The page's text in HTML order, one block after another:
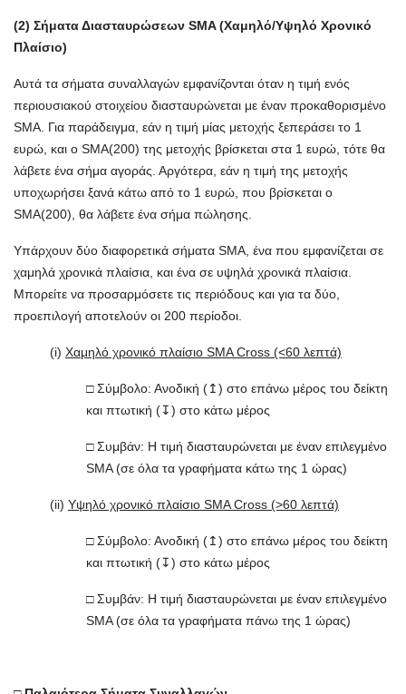
(2) Σήματα Διασταυρώσεων SMA (Χαμηλό/Υψηλό Χρονικό
Πλαίσιο)
Αυτά τα σήματα συναλλαγών εμφανίζονται όταν η τιμή ενός
περιουσιακού στοιχείου διασταυρώνεται με έναν προκαθορισμένο
SMA. Για παράδειγμα, εάν η τιμή μίας μετοχής ξεπεράσει το 1
ευρώ, και ο SMA(200) της μετοχής βρίσκεται στα 1 ευρώ, τότε θα
λάβετε ένα σήμα αγοράς. Αργότερα, εάν η τιμή της μετοχής
υποχωρήσει ξανά κάτω από το 1 ευρώ, που βρίσκεται ο
SMA(200), θα λάβετε ένα σήμα πώλησης.
Υπάρχουν δύο διαφορετικά σήματα SMA, ένα που εμφανίζεται σε
χαμηλά χρονικά πλαίσια, και ένα σε υψηλά χρονικά πλαίσια.
Μπορείτε να προσαρμόσετε τις περιόδους και για τα δύο,
προεπιλογή αποτελούν οι 200 περίοδοι.
(i) Χαμηλό χρονικό πλαίσιο SMA Cross (<60 λεπτά)
□ Σύμβολο: Ανοδική (↥) στο επάνω μέρος του δείκτη
και πτωτική (↧) στο κάτω μέρος
□ Συμβάν: Η τιμή διασταυρώνεται με έναν επιλεγμένο
SMA (σε όλα τα γραφήματα κάτω της 1 ώρας)
(ii) Υψηλό χρονικό πλαίσιο SMA Cross (>60 λεπτά)
□ Σύμβολο: Ανοδική (↥) στο επάνω μέρος του δείκτη
και πτωτική (↧) στο κάτω μέρος
□ Συμβάν: Η τιμή διασταυρώνεται με έναν επιλεγμένο
SMA (σε όλα τα γραφήματα πάνω της 1 ώρας)